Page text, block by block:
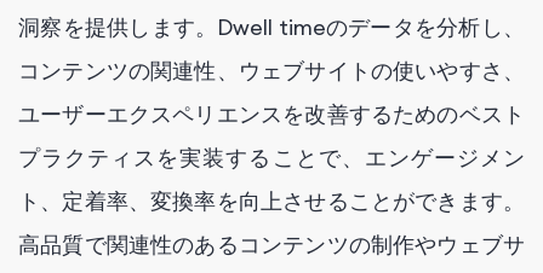
洞察を提供します。Dwell timeのデータを分析し、
コンテンツの関連性、ウェブサイトの使いやすさ、
ユーザーエクスペリエンスを改善するためのベスト
プラクティスを実装することで、エンゲージメン
ト、定着率、変換率を向上させることができます。
高品質で関連性のあるコンテンツの制作やウェブサ